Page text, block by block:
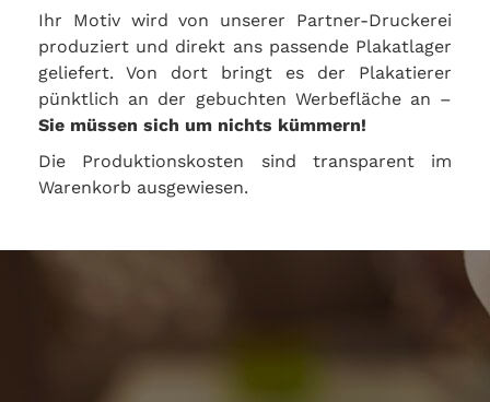
Ihr Motiv wird von unserer Partner-Druckerei
produziert und direkt ans passende Plakatlager
geliefert. Von dort bringt es der Plakatierer
pünktlich an der gebuchten Werbefläche an –
Sie müssen sich um nichts kümmern!
Die Produktionskosten sind transparent im
Warenkorb ausgewiesen.